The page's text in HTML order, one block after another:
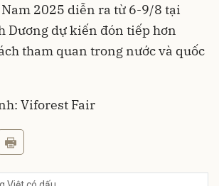
Nam 2025 diễn ra từ 6-9/8 tại
Dương dự kiến đón tiếp hơn
tham quan trong nước và quốc
Viforest Fair